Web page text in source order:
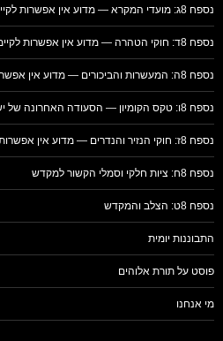
נספח 8ג: מועדי המקרא — מדוע אין אפשרות לקיים אף אחד מהם כיום
נספח 8ד: חוקי הטהרה — מדוע אין אפשרות לקיימם ללא המקדש
נספח 8ה: המעשרות והביכורים — מדוע אין אפשרות לקיימם כיום
נספח 8ו: טקס הקומיון — הסעודה האחרונה של ישוע הייתה פסח
נספח 8ז: חוקי הנזיר והנדרים — מדוע אין אפשרות לקיימם כיום
נספח 8ח: ציות חלקי וסמלי הקשור למקדש
נספח 8ט: הצלב והמקדש
התבוננות יומית
פוסט על תורת אלוהים
מי אנחנו